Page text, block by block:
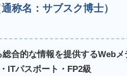
称名：サブスク博士）
合的な情報を提供するWeb
ITパスポート・FP2級